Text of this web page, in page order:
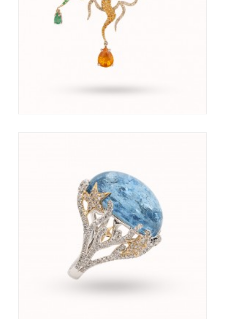
Bague - Or 18ct - Diamants - Aigre-Marine